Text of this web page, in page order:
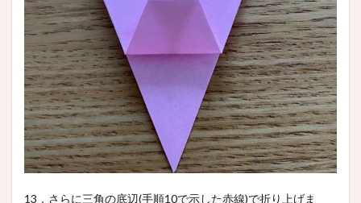
13．さらに三角の底辺(手順10で示した赤線)で折り上げま